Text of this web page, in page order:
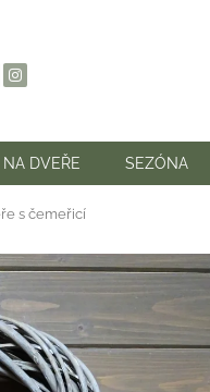
DVEŘE SEZÓNA
s čemeřicí